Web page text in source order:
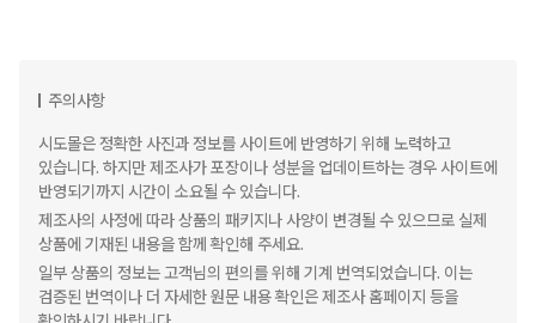
주의사항
시도몰은 정확한 사진과 정보를 사이트에 반영하기 위해 노력하고
있습니다. 하지만 제조사가 포장이나 성분을 업데이트하는 경우 사이트에
반영되기까지 시간이 소요될 수 있습니다.
제조사의 사정에 따라 상품의 패키지나 사양이 변경될 수 있으므로 실제
상품에 기재된 내용을 함께 확인해 주세요.
일부 상품의 정보는 고객님의 편의를 위해 기계 번역되었습니다. 이는
검증된 번역이나 더 자세한 원문 내용 확인은 제조사 홈페이지 등을